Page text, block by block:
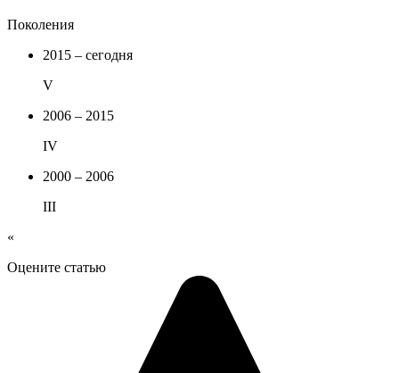
Поколения
2015 – сегодня
V
2006 – 2015
IV
2000 – 2006
III
«
Оцените статью